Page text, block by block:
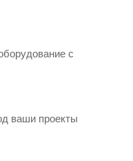
с
ваши проекты